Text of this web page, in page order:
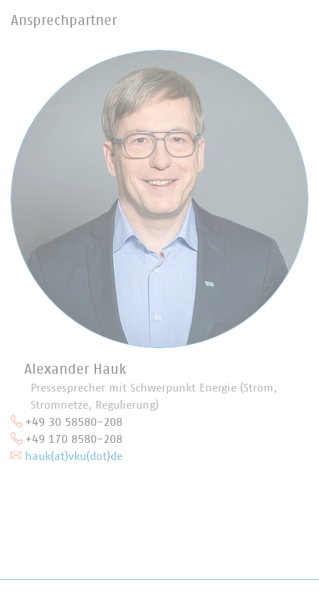
Ansprechpartner
Alexander Hauk
Pressesprecher mit Schwerpunkt Energie (Strom,
Stromnetze, Regulierung)
+49 30 58580-208
+49 170 8580-208
hauk(at)vku(dot)de